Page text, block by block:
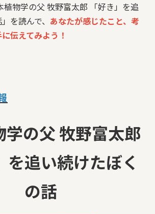
植物学の父 牧野富太郎 「好き」を追
を読んで、 あなたが感じたこと、考
伝えてみよう！
学の父 牧野富太郎
を追い続けたぼく
の話